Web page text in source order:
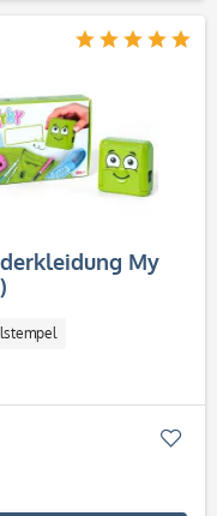
My
Stempel